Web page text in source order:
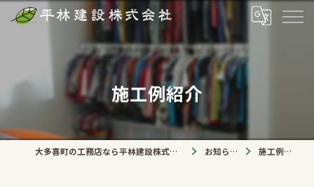
施工例紹介
大多喜町の工務店なら平林建設株式会社 お知らせ 施工例紹介